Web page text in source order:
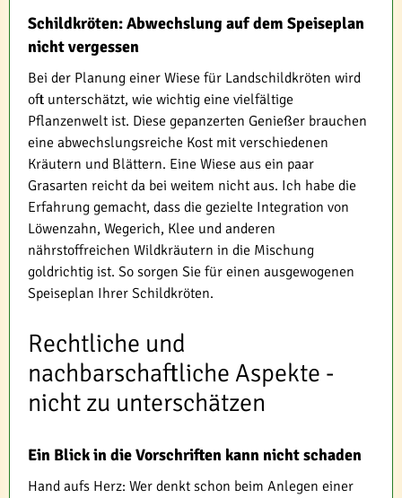
Schildkröten: Abwechslung auf dem Speiseplan
nicht vergessen
Bei der Planung einer Wiese für Landschildkröten wird
oft unterschätzt, wie wichtig eine vielfältige
Pflanzenwelt ist. Diese gepanzerten Genießer brauchen
eine abwechslungsreiche Kost mit verschiedenen
Kräutern und Blättern. Eine Wiese aus ein paar
Grasarten reicht da bei weitem nicht aus. Ich habe die
Erfahrung gemacht, dass die gezielte Integration von
Löwenzahn, Wegerich, Klee und anderen
nährstoffreichen Wildkräutern in die Mischung
goldrichtig ist. So sorgen Sie für einen ausgewogenen
Speiseplan Ihrer Schildkröten.
Rechtliche und
nachbarschaftliche Aspekte -
nicht zu unterschätzen
Ein Blick in die Vorschriften kann nicht schaden
Hand aufs Herz: Wer denkt schon beim Anlegen einer